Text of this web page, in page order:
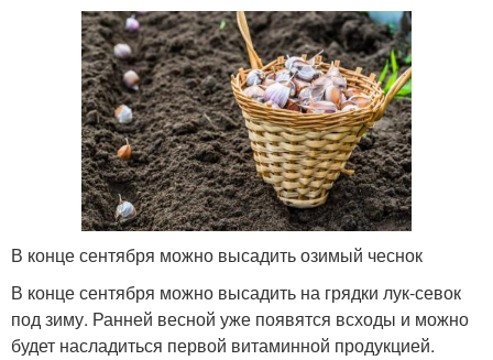
В конце сентября можно высадить озимый чеснок
В конце сентября можно высадить на грядки лук-севок
под зиму. Ранней весной уже появятся всходы и можно
будет насладиться первой витаминной продукцией.